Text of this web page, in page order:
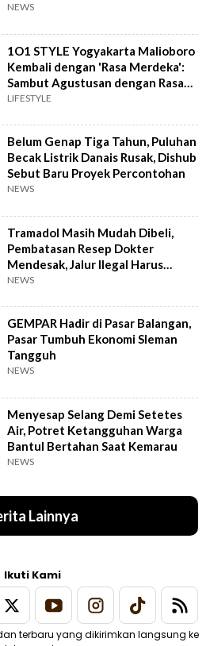
NEWS
1O1 STYLE Yogyakarta Malioboro
Kembali dengan 'Rasa Merdeka':
Sambut Agustusan dengan Rasa
dan Tawa
LIFESTYLE
Belum Genap Tiga Tahun, Puluhan
Becak Listrik Danais Rusak, Dishub
Sebut Baru Proyek Percontohan
NEWS
Tramadol Masih Mudah Dibeli,
Pembatasan Resep Dokter
Mendesak, Jalur Ilegal Harus
Distop
NEWS
GEMPAR Hadir di Pasar Balangan,
Pasar Tumbuh Ekonomi Sleman
Tangguh
NEWS
Menyesap Selang Demi Setetes
Air, Potret Ketangguhan Warga
Bantul Bertahan Saat Kemarau
NEWS
Lainnya
Ikuti Kami
terbaru yang dikirimkan langsung ke